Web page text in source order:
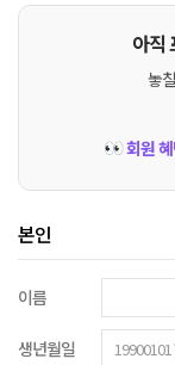
아직
놓
👀회원
본인
이름
생년월일